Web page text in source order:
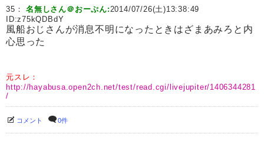
35：名無しさん＠おーぷん:2014/07/26(土)13:38:49
ID:z75kQDBdY
風船おじさんが消息不明になったときはざまあみろと内
心思った
元スレ：
http://hayabusa.open2ch.net/test/read.cgi/livejupiter/1406344281
/
コメント 0件